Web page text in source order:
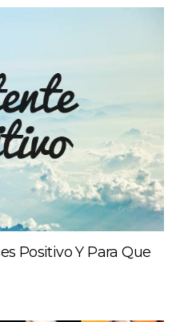
Positivo Y Para Que